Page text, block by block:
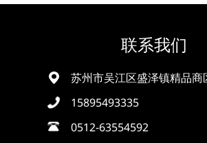
联系我们
苏州市吴江区盛泽镇精品商
15895493335
0512-63554592